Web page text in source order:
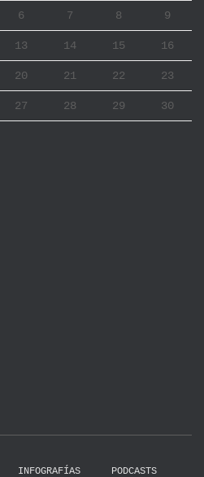
6 7 8 9
13 14 15 16
20 21 22 23
27 28 29 30
INFOGRAFÍAS PODCASTS